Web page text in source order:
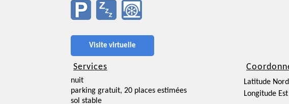
Visite virtuelle
Services
nuit
parking gratuit, 20 places estimées
sol stable
Latitude
Longitude